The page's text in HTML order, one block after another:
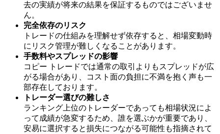
去の実績が将来の結果を保証するものではございませ
ん。
完全依存のリスク
トレードの仕組みを理解せず依存すると、相場変動時
にリスク管理が難しくなることがあります。
手数料やスプレッドの影響
コピー トレードでは通常の取引よりもスプレッドが広
がる場合があり、コスト面の負担に不満を抱く声も一
部存在しております。
トレーダー選びの難しさ
ランキング上位のトレーダーであっても相場状況によ
って成績が急変するため、誰を選ぶかが重要であり、
安易に選択すると損失につながる可能性も指摘されて